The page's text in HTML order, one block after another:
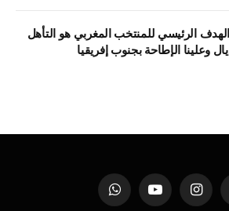
الهدف الرئيسي للمنتخب المغربي هو التأهل
وعلينا الإطاحة بجنوب إفريقيا
الانستغراميوتيوب واتساب